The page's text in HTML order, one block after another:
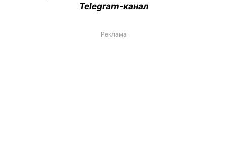
Telegram-канал
Реклама